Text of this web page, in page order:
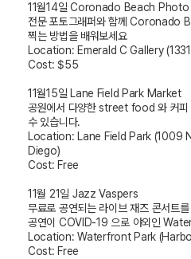
11월14일Coronado Beach Photo
전문 포토그래퍼와 함께Coronado
찍는 방법을 배워보세요
Location: Emerald C Gallery
Cost: $55
11월15일 Lane Field Park Market
공원에서 다양한street food와 커
수 있습니다.
Location: Lane Field Park (1009
Diego)
Cost: Free
11월 21일 Jazz Vaspers
무료로 공연되는 라이브 재즈 콘서트
공연이 COVID-19으로 야외인
Location: Waterfront Park
Cost: Free